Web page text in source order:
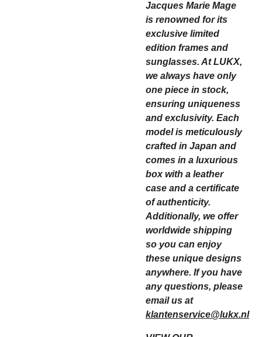
Jacques Marie Mage
is renowned for its
exclusive limited
edition frames and
sunglasses. At LUKX,
we always have only
one piece in stock,
ensuring uniqueness
and exclusivity. Each
model is meticulously
crafted in Japan and
comes in a luxurious
box with a leather
case and a certificate
of authenticity.
Additionally, we offer
worldwide shipping
so you can enjoy
these unique designs
anywhere. If you have
any questions, please
email us at
klantenservice@lukx.nl